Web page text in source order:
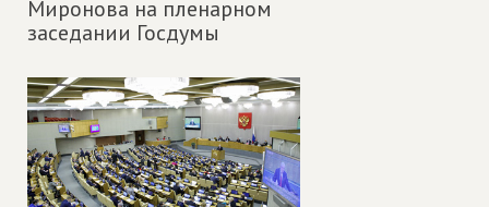
Миронова на пленарном
заседании Госдумы